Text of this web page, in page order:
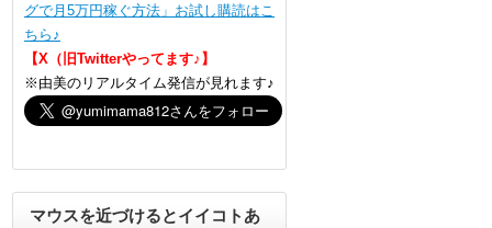
グで月5万円稼ぐ方法」お試し購読はこ
ちら♪
【X（旧Twitterやってます♪】
※由美のリアルタイム発信が見れます♪
マウスを近づけるとイイコトあ